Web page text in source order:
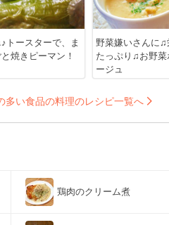
トースターで、ま
焼きピーマン！
野菜嫌いさんに♫
たっぷり♫お野菜
ージュ
多い食品の料理のレシピ一覧へ
鶏肉のクリーム煮